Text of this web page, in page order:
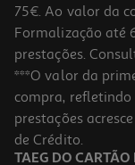
75€. Ao valor da
Formalização até
prestações.
***O valor da
compra,
prestações
de Crédito.
TAEG DO CARTÃO